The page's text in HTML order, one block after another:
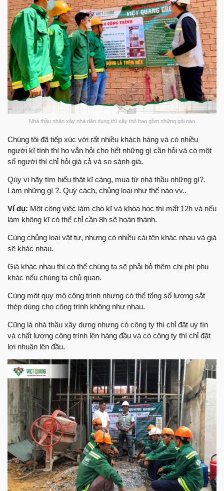
Nhà thầu nhận xây nhà dân dụng thì xây thô bao gồm những gói nào
Chúng tôi đã tiếp xúc với rất nhiều khách hàng và có nhiều
người kĩ tính thì họ vẫn hỏi cho hết những gì cần hỏi và có một
số người thì chỉ hỏi giá cả và so sánh giá.
Qúy vị hãy tìm hiểu thật kĩ càng, mua từ nhà thầu những gì?.
Làm những gì ?. Quý cách, chủng loại như thế nào vv..
Ví dụ: Một công việc làm cho kĩ và khoa học thì mất 12h và nếu
làm không kĩ có thể chỉ cần 8h sẽ hoàn thành.
Cùng chủng loại vật tư, nhưng có nhiều cái tên khác nhau và giá
sẽ khác nhau.
Giá khác nhau thì có thể chúng ta sẽ phải bỏ thêm chi phí phụ
khác nếu chúng ta chủ quan.
Cùng một quy mô công trình nhưng có thể tổng số lượng sắt
thép dùng cho công trình không như nhau.
Cũng là nhà thầu xây dựng nhưng có công ty thì chỉ đặt uy tín
và chất lượng công trình lên hàng đầu và có công ty thì chỉ đặt
lợi nhuận lên đầu.